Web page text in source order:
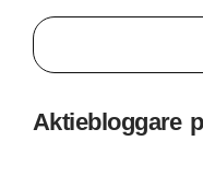
Aktiebloggare